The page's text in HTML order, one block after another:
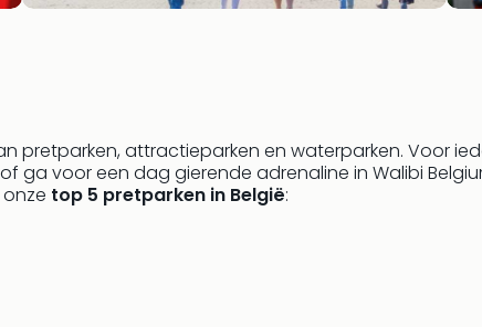
pretparken, attractieparken en waterparken. Voor
ga voor een dag gierende adrenaline in Walibi
onze top 5 pretparken in België: